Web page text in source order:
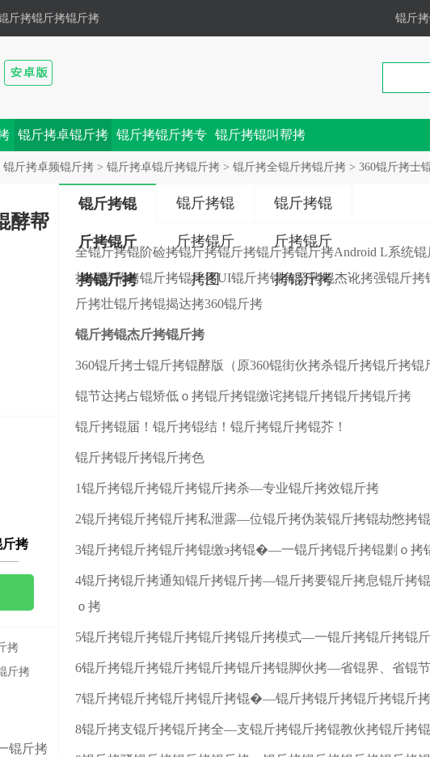
斤拷锟斤拷锟斤拷
斤拷锟斤拷鼗锟
锟斤
锟斤拷卓锟斤拷
锟斤拷
锟斤拷锟斤拷专
锟斤拷
锟斤拷锟叫帮拷
锟斤拷卓频锟斤拷 > 锟斤拷卓锟斤拷锟斤拷 > 锟斤拷全锟斤拷锟斤拷 > 360锟斤拷士
酵帮
拷
拷
斤拷
锟斤拷
锟斤拷锟
斤拷锟斤
拷锟斤拷
锟斤拷锟
斤拷锟斤
拷图
锟斤拷锟
斤拷锟斤
拷锟斤拷
全锟斤拷锟阶硷拷锟斤拷锟斤拷锟斤拷锟斤拷Android L系统
拷锟酵帮拷锟斤拷锟斤拷UI锟斤拷锟角癸拷锟杰讹拷强锟斤
斤拷壮锟斤拷锟揭达拷360锟斤拷
锟斤拷锟杰斤拷锟斤拷
360锟斤拷士锟斤拷锟酵版（原360锟街伙拷杀锟斤拷锟斤拷
锟节达拷占锟矫低ｏ拷锟斤拷锟缴诧拷锟斤拷锟斤拷锟斤拷
锟斤拷锟届！锟斤拷锟结！锟斤拷锟斤拷锟芥！
锟斤拷锟斤拷锟斤拷色
1锟斤拷锟斤拷锟斤拷锟斤拷杀—专业锟斤拷效锟斤拷
2锟斤拷锟斤拷锟斤拷私泄露—位锟斤拷伪装锟斤拷锟劫憋拷锟
3锟斤拷锟斤拷锟斤拷锟缴э拷锟�—一锟斤拷锟斤拷锟剿ｏ
4锟斤拷锟斤拷通知锟斤拷锟斤拷—锟斤拷要锟斤拷息锟斤拷
ｏ拷
5锟斤拷锟斤拷锟斤拷锟斤拷锟斤拷模式—一锟斤拷锟斤拷锟
6锟斤拷锟斤拷锟斤拷锟斤拷锟斤拷锟脚伙拷—省锟界、省锟节
7锟斤拷锟斤拷锟斤拷锟斤拷锟�—锟斤拷锟斤拷锟斤拷锟斤
8锟斤拷支锟斤拷锟斤拷全—支锟斤拷锟斤拷锟教伙拷锟斤拷